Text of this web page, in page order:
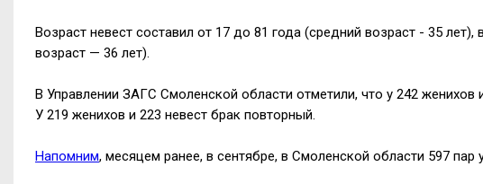
Возраст невест составил от 17 до 81 года (средний возраст - 35
возраст — 36 лет).
В Управлении ЗАГС Смоленской области отметили, что у 242 женихов
У 219 женихов и 223 невест брак повторный.
Напомним, месяцем ранее, в сентябре, в Смоленской области 597 пар